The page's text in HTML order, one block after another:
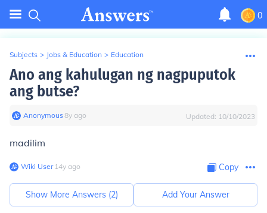
0
Subjects > Jobs & Education > Education
Ano ang kahulugan ng nagpuputok
ang butse?
Anonymous∙8y ago Updated: 10/10/2023
madilim
Wiki User∙14y ago Copy
Show More Answers (2) Add Your Answer